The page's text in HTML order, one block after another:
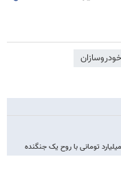
خودروسازان